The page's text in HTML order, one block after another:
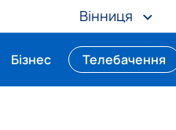
Вінниця
Бізнес Телебачення